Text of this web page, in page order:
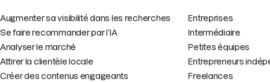
Augmenter sa visibilité dans les recherches
Se faire recommander par l’IA
Analyser le marché
Attirer la clientèle locale
Créer des contenus engageants
Entreprises
Intermédiaire
Petites équipes
Entrepreneurs
Freelances